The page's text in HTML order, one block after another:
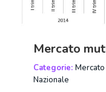
Mercato
Categorie:
Nazionale